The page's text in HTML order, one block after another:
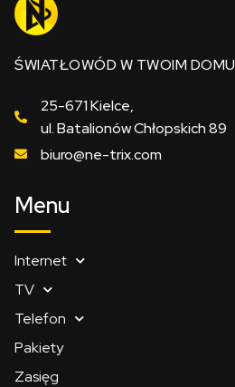
ŚWIATŁOWÓD W TWOIM DOMU
25-671 Kielce,
ul. Batalionów Chłopskich 89
biuro@ne-trix.com
Menu
Internet
TV
Telefon
Pakiety
Zasięg